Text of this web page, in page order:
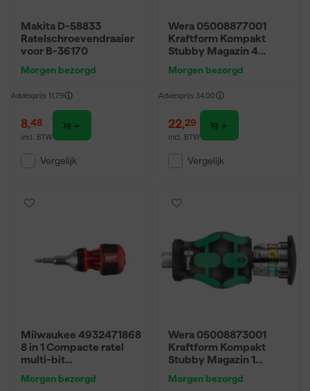
Makita D-58833
Ratelschroevendraaier
voor B-36170
Morgen bezorgd
Adviesprijs 11,79
8,48
incl. BTW
Vergelijk
Wera 05008877001
Kraftform Kompakt
Stubby Magazin 4
in 1 multi-bit
Morgen bezorgd
Adviesprijs 34,00
22,29
incl. BTW
Vergelijk
Milwaukee 4932471868
8 in 1 Compacte ratel
multi-bit
Morgen bezorgd
Wera 05008873001
Kraftform Kompakt
Stubby Magazin 1
in 1 multi-bit
Morgen bezorgd